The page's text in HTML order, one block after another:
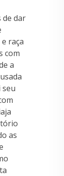
de dar
raça
com
a
seu
as